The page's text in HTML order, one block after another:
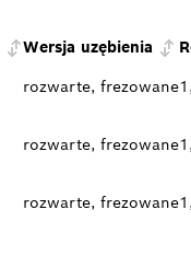
Wersja uzębienia
rozwarte, frezowane
rozwarte, frezowane
rozwarte, frezowane